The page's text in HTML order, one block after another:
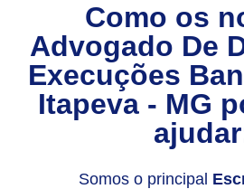
Como os
Advogado De
Execuções
Itapeva - MG
Somos o principal